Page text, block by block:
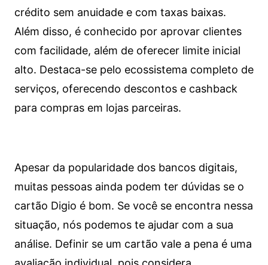
crédito sem anuidade e com taxas baixas.
Além disso, é conhecido por aprovar clientes
com facilidade, além de oferecer limite inicial
alto. Destaca-se pelo ecossistema completo de
serviços, oferecendo descontos e cashback
para compras em lojas parceiras.
Apesar da popularidade dos bancos digitais,
muitas pessoas ainda podem ter dúvidas se o
cartão Digio é bom. Se você se encontra nessa
situação, nós podemos te ajudar com a sua
análise. Definir se um cartão vale a pena é uma